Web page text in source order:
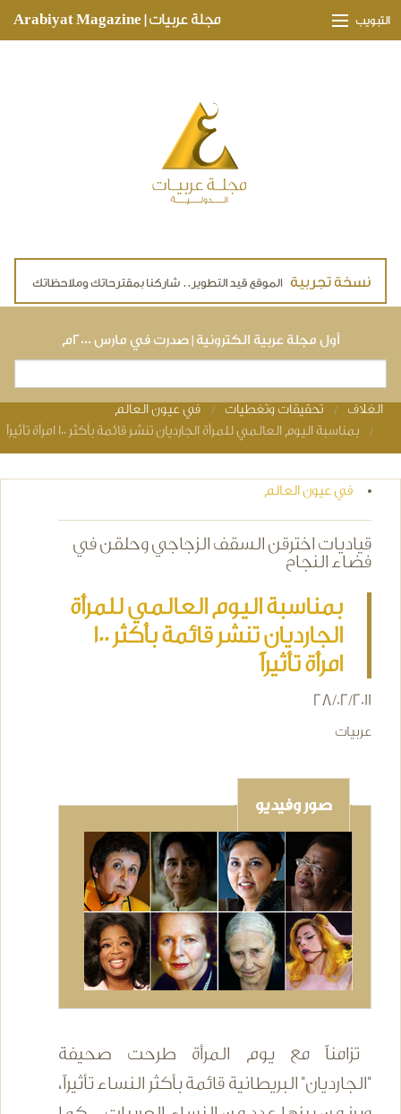
مجلة عربيات | Arabiyat Magazine التبويب
أول مجلة عربية الكترونية | صدرت في مارس ٢٠٠٠م
You are here
الغلاف تحقيقات وتغطيات
في عيون العالم
بمناسبة اليوم العالمي للمرأة الجارديان تنشر قائمة بأكثر 100 امرأة تأثيراً
في عيون العالم
قياديات اخترقن السقف الزجاجي وحلقن في
فضاء النجاح
بمناسبة اليوم العالمي للمرأة
الجارديان تنشر قائمة بأكثر 100
امرأة تأثيراً
28/02/2011
عربيات
صور وفيديو
تزامناً مع يوم المرأة طرحت صحيفة
"الجارديان" البريطانية قائمة بأكثر النساء تأثيراً،